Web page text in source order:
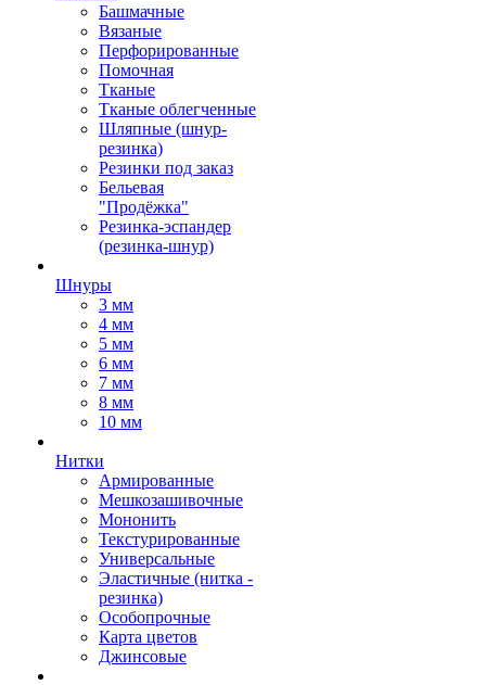
Башмачные
Вязаные
Перфорированные
Помочная
Тканые
Тканые облегченные
Шляпные (шнур-
резинка)
Резинки под заказ
Бельевая
"Продёжка"
Резинка-эспандер
(резинка-шнур)
Шнуры
3 мм
4 мм
5 мм
6 мм
7 мм
8 мм
10 мм
Нитки
Армированные
Мешкозашивочные
Мононить
Текстурированные
Универсальные
Эластичные (нитка -
резинка)
Особопрочные
Карта цветов
Джинсовые